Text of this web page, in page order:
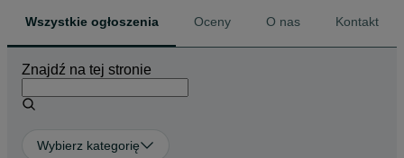
Wszystkie ogłoszenia Oceny O nas Kontakt
Znajdź na tej stronie
Wybierz kategorię